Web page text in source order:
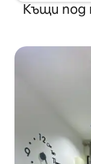
Къщи под